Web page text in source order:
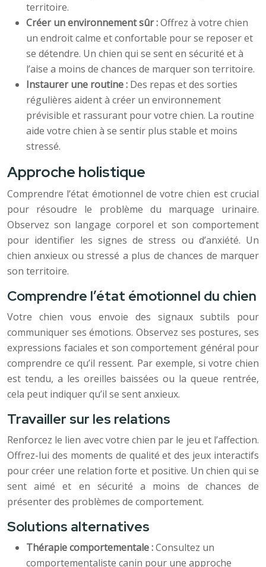
territoire.
Créer un environnement sûr :Offrez à votre chien
un endroit calme et confortable pour se reposer et
se détendre. Un chien qui se sent en sécurité et à
l’aise a moins de chances de marquer son territoire.
Instaurer une routine : Des repas et des sorties
régulières aident à créer un environnement
prévisible et rassurant pour votre chien. La routine
aide votre chien à se sentir plus stable et moins
stressé.
Approche holistique
Comprendre l’état émotionnel de votre chien est crucial
pour résoudre le problème du marquage urinaire.
Observez son langage corporel et son comportement
pour identifier les signes de stress ou d’anxiété. Un
chien anxieux ou stressé a plus de chances de marquer
son territoire.
Comprendre l’état émotionnel du chien
Votre chien vous envoie des signaux subtils pour
communiquer ses émotions. Observez ses postures, ses
expressions faciales et son comportement général pour
comprendre ce qu’il ressent. Par exemple, si votre chien
est tendu, a les oreilles baissées ou la queue rentrée,
cela peut indiquer qu’il se sent anxieux.
Travailler sur les relations
Renforcez le lien avec votre chien par le jeu et l’affection.
Offrez-lui des moments de qualité et des jeux interactifs
pour créer une relation forte et positive. Un chien qui se
sent aimé et en sécurité a moins de chances de
présenter des problèmes de comportement.
Solutions alternatives
Thérapie comportementale :Consultez un
comportementaliste canin pour une approche